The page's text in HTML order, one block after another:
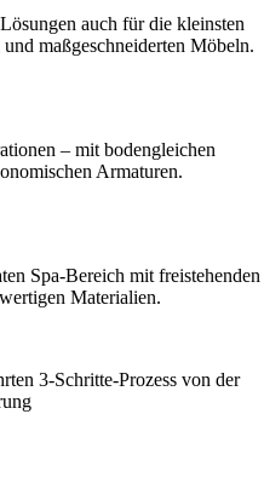
auch für die kleinsten
maßgeschneiderten Möbeln.
– mit bodengleichen
Armaturen.
Spa-Bereich mit freistehenden
Materialien.
3-Schritte-Prozess von der